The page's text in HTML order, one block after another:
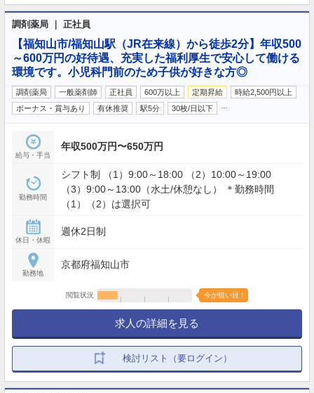
調剤薬局 ｜ 正社員
【福知山市/福知山駅（JR在来線）から徒歩2分】年収500
～600万円の好待遇、充実した福利厚生で安心して働ける
環境です。小児科門前のため子供が好きな方◎
調剤薬局 一般薬剤師 正社員 600万以上 定期昇給
時給2,500円以上
ボーナス・賞与あり
有休推奨 駅5分 30枚/日以下
給与・手当
年収500万円〜650万円
勤務時間
シフト制 （1）9:00～18:00 （2）10:00～19:00
（3）9:00～13:00（水土/休憩なし） ＊勤務時間
（1）（2）は選択可
休日・休暇
週休2日制
勤務地
京都府福知山市
閲覧状況 今が狙い目！
求人の詳細を見る
検討リスト（要ログイン）